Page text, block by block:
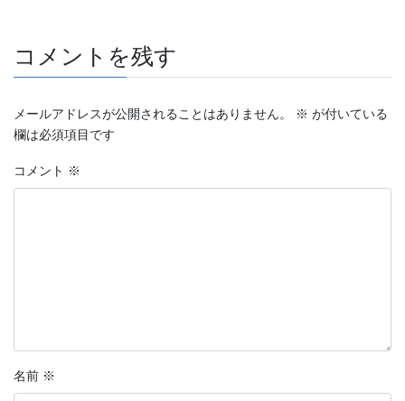
コメントを残す
メールアドレスが公開されることはありません。 ※ が付いている
欄は必須項目です
コメント ※
名前 ※